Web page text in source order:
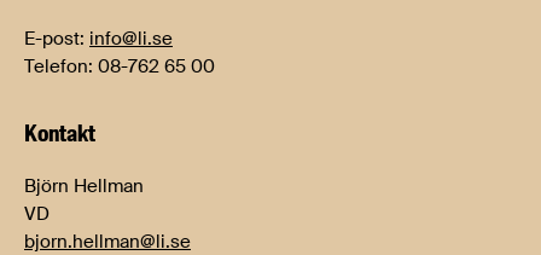
E-post: info@li.se
Telefon: 08-762 65 00
Kontakt
Björn Hellman
VD
bjorn.hellman@li.se